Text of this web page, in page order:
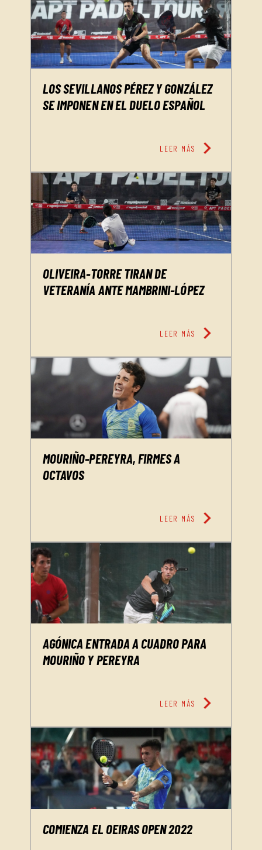
LOS SEVILLANOS PÉREZ Y GONZÁLEZ
SE IMPONEN EN EL DUELO ESPAÑOL
LEER MÁS chevron_right
OLIVEIRA-TORRE TIRAN DE
VETERANÍA ANTE MAMBRINI-LÓPEZ
LEER MÁS chevron_right
MOURIÑO-PEREYRA, FIRMES A
OCTAVOS
LEER MÁS chevron_right
AGÓNICA ENTRADA A CUADRO PARA
MOURIÑO Y PEREYRA
LEER MÁS chevron_right
COMIENZA EL OEIRAS OPEN 2022